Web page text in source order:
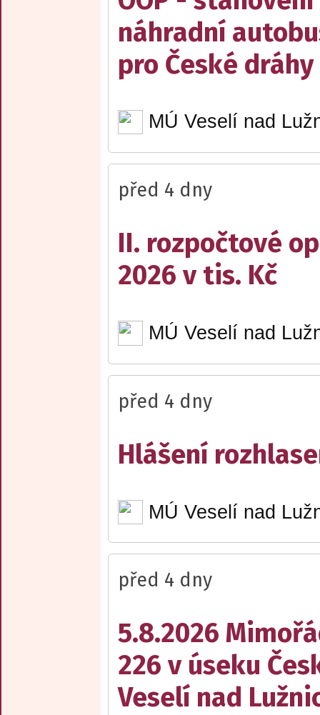
náhradní
pro České dráhy
MÚ Veselí nad
před 4 dny
II. rozpočtové
2026 v tis. Kč
MÚ Veselí nad
před 4 dny
Hlášení
MÚ Veselí nad
před 4 dny
5.8.2026
226 v úseku
Veselí nad